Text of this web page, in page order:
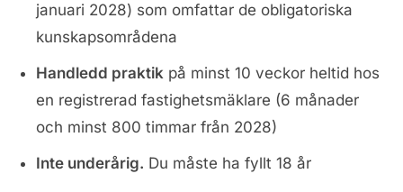
januari 2028) som omfattar de obligatoriska
kunskapsområdena
Handledd praktik på minst 10 veckor heltid hos
en registrerad fastighetsmäklare (6 månader
och minst 800 timmar från 2028)
Inte underårig. Du måste ha fyllt 18 år